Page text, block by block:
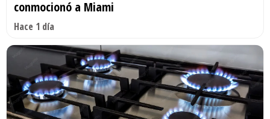
conmocionó a Miami
Hace 1 día